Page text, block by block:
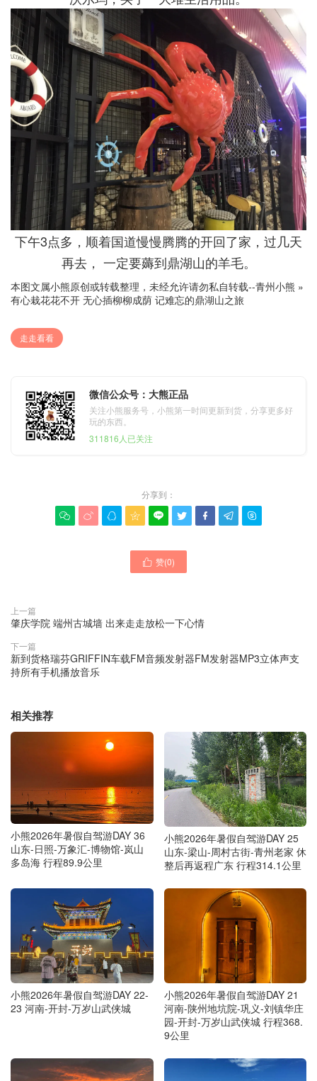
下午3点多，顺着国道慢慢腾腾的开回了家，过几天
再去， 一定要薅到鼎湖山的羊毛。
本图文属小熊原创或转载整理，未经允许请勿私自转载--青州小熊 »
有心栽花花不开 无心插柳柳成荫 记难忘的鼎湖山之旅
走走看看
微信公众号：大熊正品
关注小熊服务号，小熊第一时间更新到货，分享更多好
玩的东西。
311816人已关注
分享到：
        
 赞(0)
上一篇
肇庆学院 端州古城墙 出来走走放松一下心情
下一篇
新到货格瑞芬GRIFFIN车载FM音频发射器FM发射器MP3立体声支
持所有手机播放音乐
相关推荐
小熊2026年暑假自驾游DAY 36
山东-日照-万象汇-博物馆-岚山
多岛海 行程89.9公里
小熊2026年暑假自驾游DAY 25
山东-梁山-周村古街-青州老家 休
整后再返程广东 行程314.1公里
小熊2026年暑假自驾游DAY 22-
23 河南-开封-万岁山武侠城
小熊2026年暑假自驾游DAY 21
河南-陕州地坑院-巩义-刘镇华庄
园-开封-万岁山武侠城 行程368.
9公里